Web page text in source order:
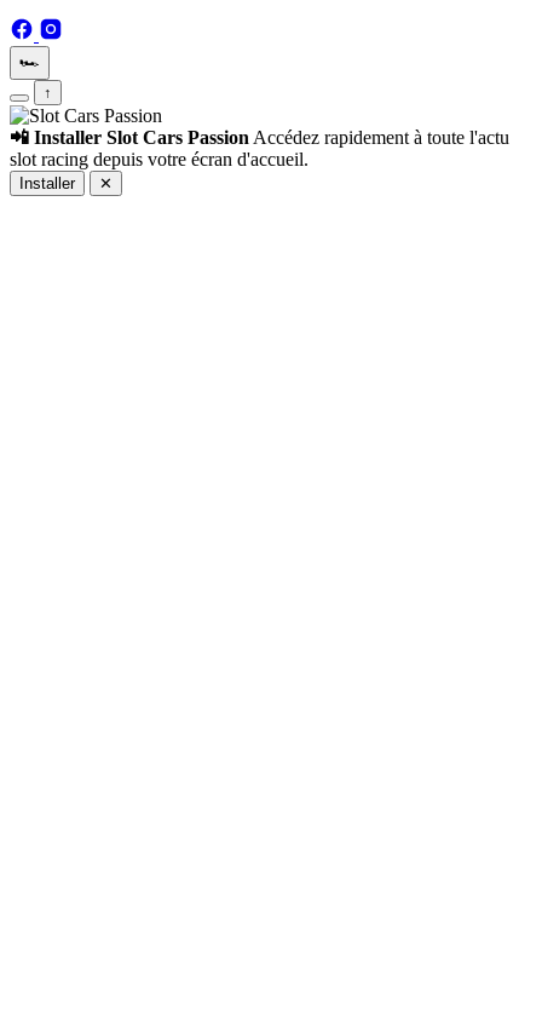
🏎️
↑
📲 Installer Slot Cars Passion Accédez rapidement à toute l'actu
slot racing depuis votre écran d'accueil.
Installer ✕